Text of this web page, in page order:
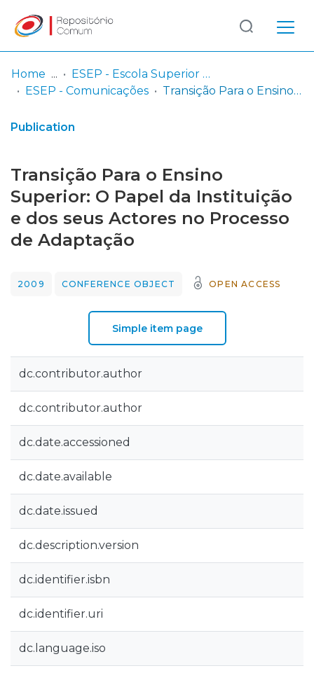
& Collections
Statistics
Log
In
(current)
Home
ESEP - Escola Superior de Enfermagem - Universidade do Porto
ESEP - Comunicações
Transição Para o Ensino Superior: O Papel da Instituição e dos seus Actores no Processo de Adaptação
Publication
Transição Para o Ensino
Superior: O Papel da Instituição
e dos seus Actores no Processo
de Adaptação
2009 CONFERENCE OBJECT OPEN ACCESS
Simple item page
dc.contributor.author
dc.contributor.author
dc.date.accessioned
dc.date.available
dc.date.issued
dc.description.version
dc.identifier.isbn
dc.identifier.uri
dc.language.iso